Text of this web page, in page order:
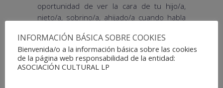
oportunidad de ver la cara de tu hijo/a,
nieto/a, sobrino/a, ahijado/a cuando habla
hace sus peticiones.
Siéntete además solidario sabiendo que
estás colaborando con un ‘ilusionante’
INFORMACIÓN BÁSICA SOBRE COOKIES
Bienvenida/o a la información básica sobre las cookies
de la página web responsabilidad de la entidad:
ASOCIACIÓN CULTURAL LP